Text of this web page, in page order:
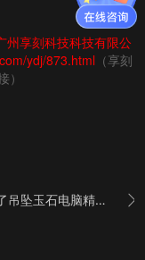
州享刻科技科技有限公
ydj/873.html（享刻

玉石电脑精雕图_享刻玉石雕刻机